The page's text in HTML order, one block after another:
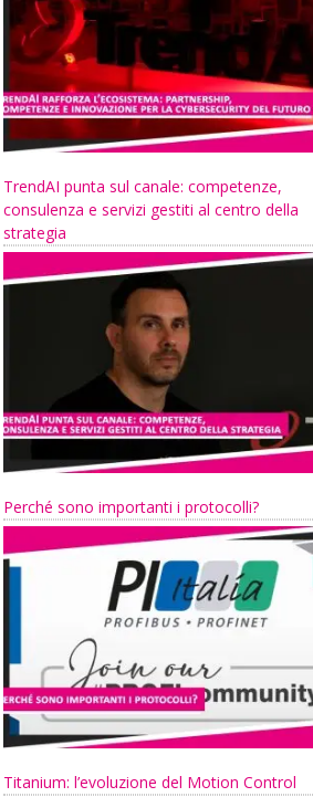
TrendAI punta sul canale: competenze,
consulenza e servizi gestiti al centro della
strategia
Perché sono importanti i protocolli?
Titanium: l’evoluzione del Motion Control